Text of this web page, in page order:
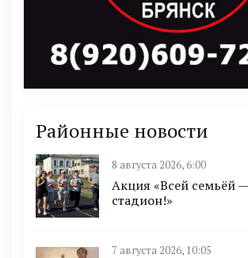
Районные новости
8 августа 2026, 6:00
Акция «Всей семьёй
стадион!»
7 августа 2026, 10:05